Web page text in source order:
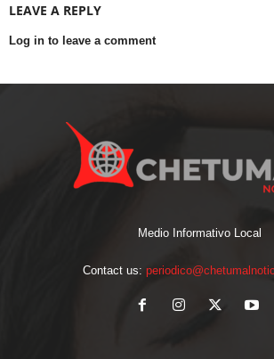
LEAVE A REPLY
Log in to leave a comment
Medio Informativo Local
Contact us: